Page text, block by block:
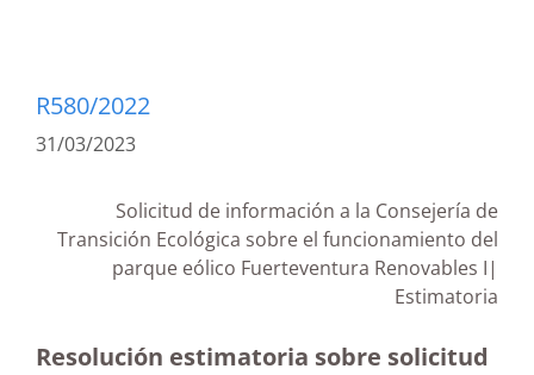
R580/2022
31/03/2023
Solicitud de información a la Consejería de
Transición Ecológica sobre el funcionamiento del
parque eólico Fuerteventura Renovables I|
Estimatoria
Resolución estimatoria sobre solicitud